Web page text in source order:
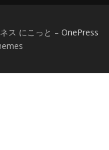
ス にこっと – OnePress